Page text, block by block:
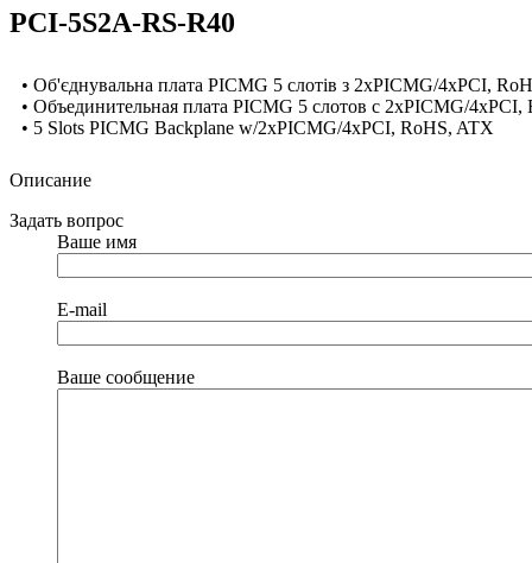
PCI-5S2A-RS-R40
• Об'єднувальна плата PICMG 5 слотів з 2xPICMG/4xPCI,
• Объединительная плата PICMG 5 слотов с 2xPICMG/4xPCI,
• 5 Slots PICMG Backplane w/2xPICMG/4xPCI, RoHS, ATX
Описание
Задать вопрос
Ваше имя
E-mail
Ваше сообщение